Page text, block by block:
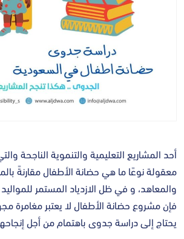
أحد المشاريع التعليمية والتنموية الناجحة
معقولة نوعًا ما هي حضانة الأطفال مقارنةً
والمعاهد، و في ظل الازدياد المستمر
فإن مشروع حضانة الأطفال لا يعتبر مغامرة
يحتاج إلى دراسة جدوى باهتمام من أجل